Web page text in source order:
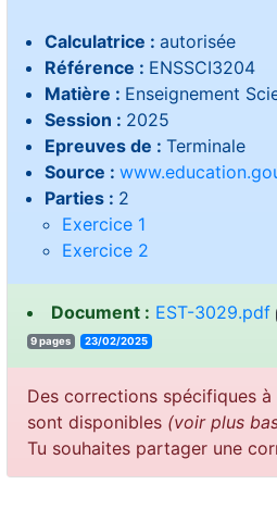
Calculatrice : autorisée
Référence : ENSSCI3204
Matière : Enseignement
Session : 2025
Epreuves de : Terminale
Source :
Parties : 2
Exercice 1
Exercice 2
Document : EST-3029.pdf
9 pages 23/02/2025
Des corrections spécifiques
sont disponibles (voir plus
Tu souhaites partager une